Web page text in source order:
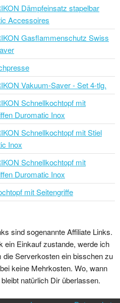
Dämpfeinsatz stapelbar
Accessoires
Gasflammenschutz Swiss
Vakuum-Saver - Set 4-tlg.
Schnellkochtopf mit
Duromatic Inox
Schnellkochtopf mit Stiel
Inox
Schnellkochtopf mit
Duromatic Inox
mit Seitengriffe
sind sogenannte Affiliate Links.
ein Einkauf zustande, werde ich
die Serverkosten ein bisschen zu
keine Mehrkosten. Wo, wann
natürlich Dir überlassen.